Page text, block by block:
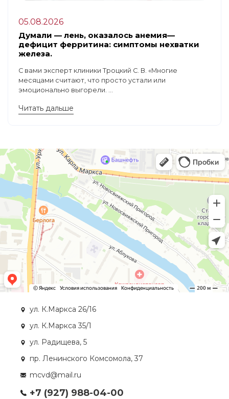
05.08.2026
Думали — лень, оказалось анемия—
дефицит ферритина: симптомы нехватки
железа.
С вами эксперт клиники Троцкий С. В. «Многие
месяцами считают, что просто устали или
эмоционально выгорели. ...
Читать дальше
ул. К.Маркса 26/16
ул. К.Маркса 35/1
ул. Радищева, 5
пр. Ленинского Комсомола, 37
mcvd@mail.ru
+7 (927) 988-04-00